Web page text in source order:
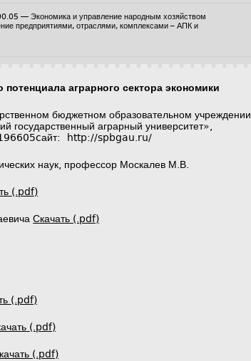
— Экономика и управление народным хозяйством
предприятиями, отраслями, комплексами – АПК и
аграрного сектора экономики
бюджетном образовательном учреждении
государственный аграрный университет»,
196605cайт: http://spbgau.ru/
наук, профессор Москалев М.В.
(.pdf)
Скачать (.pdf)
(.pdf)
(.pdf)
(.pdf)